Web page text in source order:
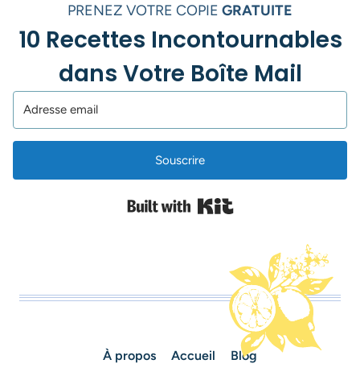
PRENEZ VOTRE COPIE GRATUITE
10 Recettes Incontournables
dans Votre Boîte Mail
Souscrire
Built with Kit
À propos Accueil Blog